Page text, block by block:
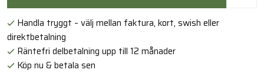
Handla tryggt – välj mellan faktura, kort, swish eller
direktbetalning
Räntefri delbetalning upp till 12 månader
Köp nu & betala sen